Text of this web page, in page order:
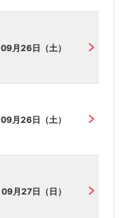
09月26日（土）
09月26日（土）
09月27日（日）